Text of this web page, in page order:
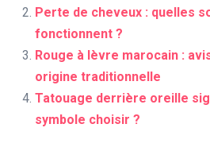
Perte de cheveux : quelles
fonctionnent ?
Rouge à lèvre marocain :
origine traditionnelle
Tatouage derrière oreille
symbole choisir ?